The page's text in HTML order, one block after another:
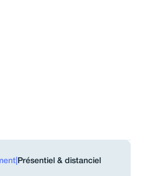
Présentiel & distanciel